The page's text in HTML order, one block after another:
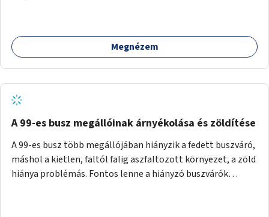
Megnézem
A 99-es busz megállóinak árnyékolása és zöldítése
A 99-es busz több megállójában hiányzik a fedett buszváró,
máshol a kietlen, faltól falig aszfaltozott környezet, a zöld
hiánya problémás. Fontos lenne a hiányzó buszvárók